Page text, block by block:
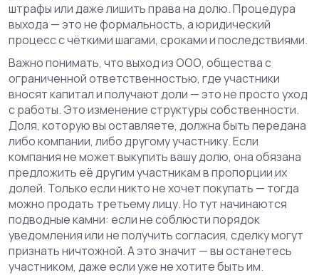
штрафы или даже лишить права на долю. Процедура
выхода — это не формальность, а юридический
процесс с чёткими шагами, сроками и последствиями.
Важно понимать, что выход изООО, общества с
ограниченной ответственностью, где участники
вносят капитал и получают доли — это не просто уход
с работы. Это изменение структуры собственности.
Доля, которую вы оставляете, должна быть передана
либо компании, либо другому участнику. Если
компания не может выкупить вашу долю, она обязана
предложить её другим участникам в пропорции их
долей. Только если никто не хочет покупать — тогда
можно продать третьему лицу. Но тут начинаются
подводные камни: если не соблюсти порядок
уведомления или не получить согласия, сделку могут
признать ничтожной. А это значит — вы останетесь
участником, даже если уже не хотите быть им.